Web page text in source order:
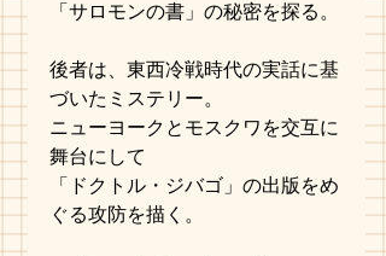
「サロモンの書」の秘密を探る。
後者は、東西冷戦時代の実話に基
づいたミステリー。
ニューヨークとモスクワを交互に
舞台にして
「ドクトル・ジバゴ」の出版をめ
ぐる攻防を描く。